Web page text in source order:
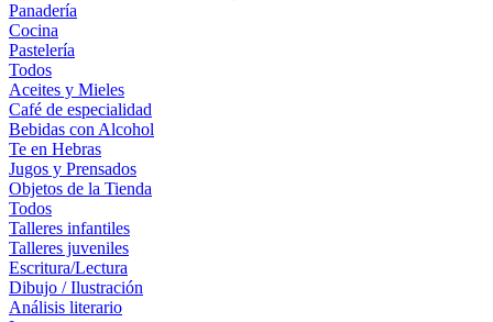
Panadería
Cocina
Pastelería
Todos
Aceites y Mieles
Café de especialidad
Bebidas con Alcohol
Te en Hebras
Jugos y Prensados
Objetos de la Tienda
Todos
Talleres infantiles
Talleres juveniles
Escritura/Lectura
Dibujo / Ilustración
Análisis literario